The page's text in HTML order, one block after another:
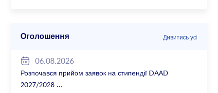
Оголошення Дивитись усі
06.08.2026
Розпочався прийом заявок на стипендії DAAD
2027/2028